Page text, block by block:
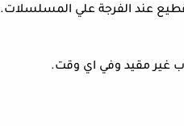
عند الفرجة علي المسلسلات.
غير مقيد وفي اي وقت.